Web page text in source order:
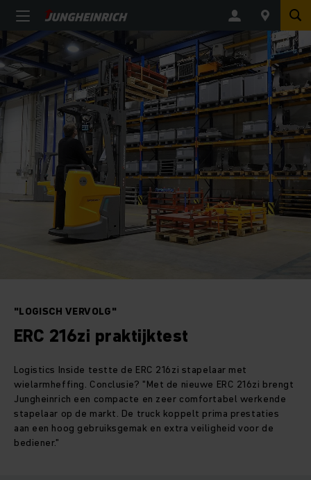
"LOGISCH VERVOLG"
ERC 216zi praktijktest
Logistics Inside testte de ERC 216zi stapelaar met
wielarmheffing. Conclusie? "Met de nieuwe ERC 216zi brengt
Jungheinrich een compacte en zeer comfortabel werkende
stapelaar op de markt. De truck koppelt prima prestaties
aan een hoog gebruiksgemak en extra veiligheid voor de
bediener."